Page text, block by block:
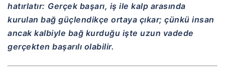
hatırlatır: Gerçek başarı, iş ile kalp arasında
kurulan bağ güçlendikçe ortaya çıkar; çünkü insan
ancak kalbiyle bağ kurduğu işte uzun vadede
gerçekten başarılı olabilir.